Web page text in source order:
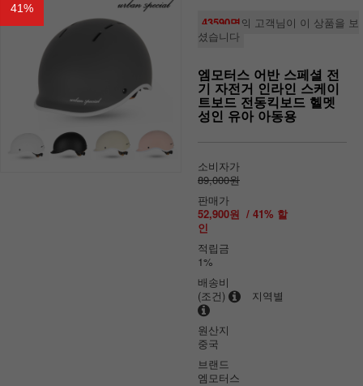
41%
43590명의 고객님이 이 상품을 보
셨습니다
엠모터스 어반 스페셜 전
기 자전거 인라인 스케이
트보드 전동킥보드 헬멧
성인 유아 아동용
소비자가
89,000원
판매가
52,900원 / 41% 할
인
적립금
1%
배송비
(조건)
지역별
원산지
중국
브랜드
엠모터스